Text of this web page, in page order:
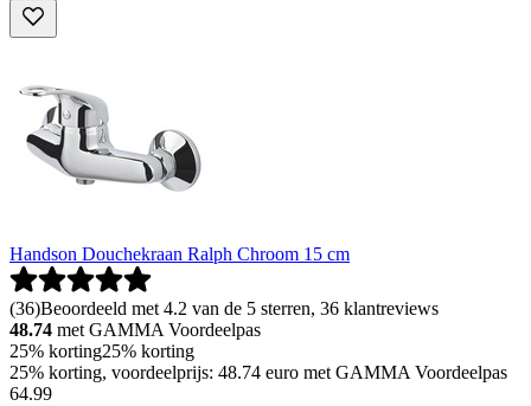
Handson Douchekraan Ralph Chroom 15 cm
(36)Beoordeeld met 4.2 van de 5 sterren, 36 klantreviews
48.74 met GAMMA Voordeelpas
25% korting25% korting
25% korting, voordeelprijs: 48.74 euro met GAMMA Voordeelpas
64.99